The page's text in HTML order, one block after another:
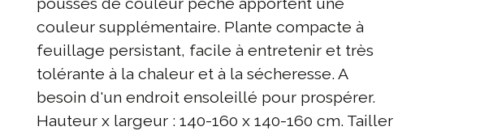
couleur supplémentaire. Plante compacte à
feuillage persistant, facile à entretenir et très
tolérante à la chaleur et à la sécheresse. A
besoin d'un endroit ensoleillé pour prospérer.
Hauteur x largeur : 140-160 x 140-160 cm. Tailler